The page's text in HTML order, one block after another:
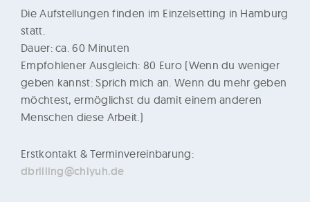
Die Aufstellungen finden im Einzelsetting in Hamburg
statt.
Dauer: ca. 60 Minuten
Empfohlener Ausgleich: 80 Euro (Wenn du weniger
geben kannst: Sprich mich an. Wenn du mehr geben
möchtest, ermöglichst du damit einem anderen
Menschen diese Arbeit.)
Erstkontakt & Terminvereinbarung:
dbrilling@chiyuh.de